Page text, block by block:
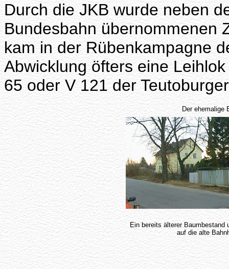
Durch die JKB wurde neben
Bundesbahn übernommenen
kam in der Rübenkampagne
Abwicklung öfters eine
65 oder V 121 der
Der ehemalige
Ein bereits älterer
auf die alte